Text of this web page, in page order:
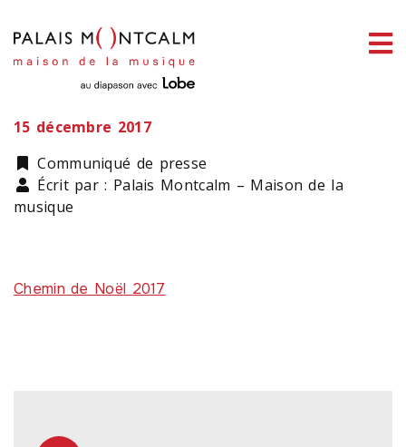
Chemin de Noël 2017
15 décembre 2017
Catégorie
Communiqué de presse
Écrit par : Palais Montcalm – Maison de la
musique
Chemin de Noël 2017